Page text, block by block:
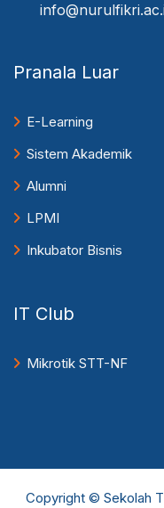
Pranala Luar
E-Learning
Sistem Akademik
Alumni
LPMI
Inkubator Bisnis
IT Club
Mikrotik STT-NF
Copyright © Sekolah